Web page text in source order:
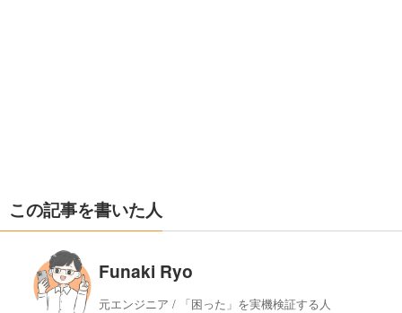
この記事を書いた人
Funaki Ryo
元エンジニア / 「困った」を実機検証する人